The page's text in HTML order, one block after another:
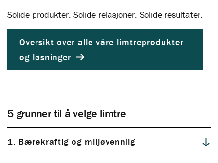
Solide produkter. Solide relasjoner. Solide resultater.
Oversikt over alle våre limtreprodukter
og løsninger
5 grunner til å velge limtre
1. Bærekraftig og miljøvennlig